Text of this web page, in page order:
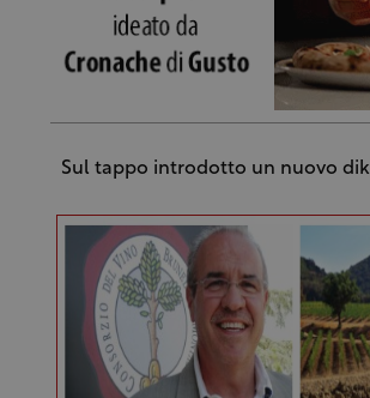
Sul tappo introdotto un nuovo